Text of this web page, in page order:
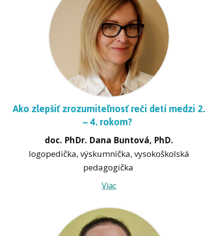
Ako zlepšiť zrozumiteľnosť reči detí medzi 2.
– 4. rokom?
doc. PhDr. Dana Buntová, PhD.
logopedička, výskumníčka, vysokoškolská
pedagogička
Viac